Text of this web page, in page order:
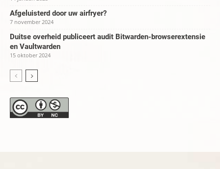
Afgeluisterd door uw airfryer?
7 november 2024
Duitse overheid publiceert audit Bitwarden-browserextensie
en Vaultwarden
15 oktober 2024